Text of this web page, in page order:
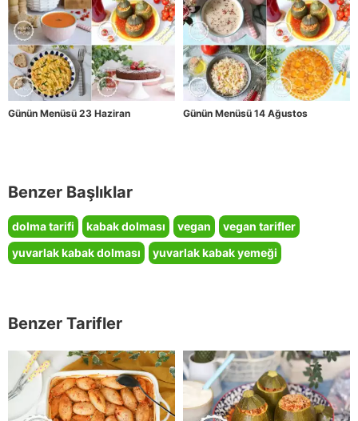
Günün Menüsü 23 Haziran Günün Menüsü 14 Ağustos
Benzer Başlıklar
dolma tarifi kabak dolması vegan
vegan tarifler
yuvarlak kabak dolması
yuvarlak kabak yemeği
Benzer Tarifler